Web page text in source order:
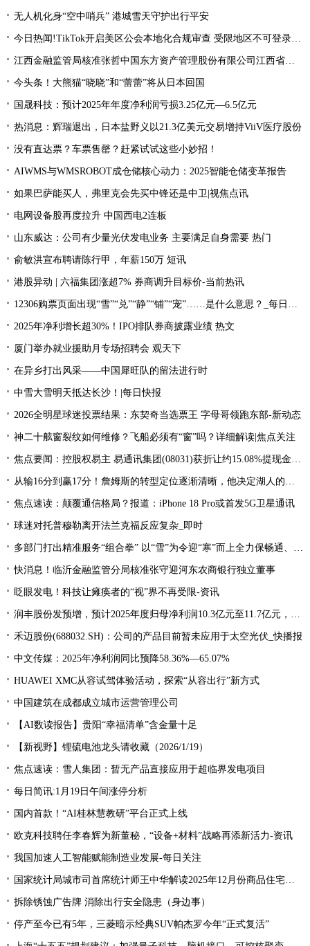
无人机化身“空中哨兵” 港城雪天守护出行平安
今日热闻!TikTok开启美区公会本地化合规审查 受限地区不可登录直播后台
江西金融监管局核准张哲中国东方资产管理股份有限公司江西省分公司总经理助理|每日消息
今头条！大熊猫“晓晓”和“蕾蕾”将从日本回国
国晟科技：预计2025年年度净利润亏损3.25亿元—6.5亿元
热消息：辉瑞退出，日本盐野义以21.3亿美元交易增持ViiV医疗股份
没有直达票？车票售罄？赶紧试试这些小妙招！
AIWMS与WMSROBOT成仓储核心动力：2025智能仓储变革报告
如果巴萨能买人，弗里克会先买中锋还是中卫|视焦点讯
电网设备股再度拉升 中国西电2连板
山东威达：公司有少量光伏发电业务 主要满足自身需要 热门
俞敏洪宣布聘请陈行甲，年薪150万 短讯
港股异动 | 六福集团涨超7% 券商调升目标价-当前热讯
12306购票页面出现“雪”“兑”“静”“铺”“宠”……是什么意思？_每日播报
2025年净利增长超30%！IPO排队券商披露业绩 热文
厦门举办就业援助月专场招聘会 观天下
在异乡打出风采——中国犀旺队的留法进行时
中雪大雪明天抵达长沙！|每日快报
2026全明星球迷投票结果：东契奇当选票王 字母哥领跑东部-新动态
神二十舷窗裂纹如何维修？飞船必须有“窗”吗？详细解读|焦点关注
焦点要闻：控股权易主 易通讯集团(08031)获折让约15.08%提现金要约 1月20日复牌
从输16分到赢17分！詹姆斯的转型定位逐渐清晰，他决定湖人的上限_每日观察
焦点速读：颠覆通信格局？报道：iPhone 18 Pro或首发5G卫星通讯
球迷对托普穆勒离开法兰克福反应复杂_即时
多部门打出精准服务“组合拳” 以“雪”为令迎“寒”而上全力保畅通、护生产 今日播报
快消息！临沂金融监管分局核准张守迎河东农商银行独立董事
眨眼发电！科技让瘫痪者的“视”界不再受限-资讯
润丰股份发预增，预计2025年度归母净利润10.3亿元至11.7亿元，增长128.85%至159.95%
禾迈股份(688032.SH)：公司的产品目前暂未应用于太空光伏_快播报
中文传媒：2025年净利润同比预降58.36%—65.07%
HUAWEI XMC从容试驾体验活动，探索“从容出行”新方式
中国建筑在成都成立城市运营管理公司
【AI数读报告】贵阳“幸福清单”含金量十足
【新视野】锂硫电池龙头请收藏（2026/1/19）
焦点速读：雪人集团：暂无产品直接应用于超临界发电项目
每日简讯:1月19日午间涨停分析
国内首款！“AI桂林慧教研”平台正式上线
欧克科技聘任李春辉为新董秘，“设备+材料”战略再添新活力-资讯
我国加速人工智能赋能制造业发展-每日关注
国家统计局城市司首席统计师王中华解读2025年12月份商品住宅销售价格变动情况统计数据
拆除锈蚀广告牌 消除出行安全隐患（身边事）
停产至今已有5年，三菱暗示经典SUV帕杰罗今年“正式复活”